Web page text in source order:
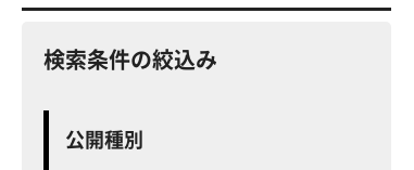
検索条件の絞込み
公開種別